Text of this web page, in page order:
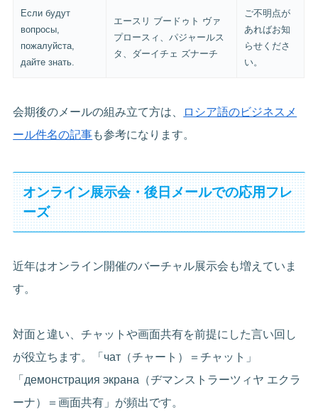
Если будут
вопросы,
пожалуйста,
дайте знать.
エースリ ブードゥト ヴァ
プロースィ、パジャールス
タ、ダーイチェ ズナーチ
ご不明点が
あればお知
らせくださ
い。
会期後のメールの組み立て方は、
ロシア語のビジネスメ
ール件名の記事も参考になります。
オンライン展示会・後日メールでの応用フレ
ーズ
近年はオンライン開催のバーチャル展示会も増えていま
す。
対面と違い、チャットや画面共有を前提にした言い回し
が役立ちます。「чат（チャート）＝チャット」
「демонстрация экрана（ヂマンストラーツィヤ エクラ
ーナ）＝画面共有」が頻出です。